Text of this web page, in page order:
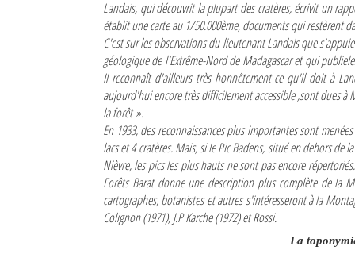
Landais, qui découvrit la plupart des cratères, écrivit un
établit une carte au 1/50.000ème, documents qui restèrent
C'est sur les observations du lieutenant Landais que
géologique de l'Extrême-Nord de Madagascar et qui
Il reconnaît d'ailleurs très honnêtement ce qu'il doit à
aujourd'hui encore très difficilement accessible ,sont dues
la forêt ».
En 1933, des reconnaissances plus importantes sont
lacs et 4 cratères. Mais, si le Pic Badens, situé en dehors
Nièvre, les pics les plus hauts ne sont pas encore
Forêts Barat donne une description plus complète de la
cartographes, botanistes et autres s'intéresseront à la
Colignon (1971), J.P Karche (1972) et Rossi.
La